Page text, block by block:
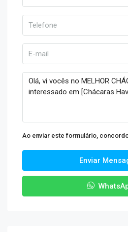
Ao enviar este formulário,
Enviar